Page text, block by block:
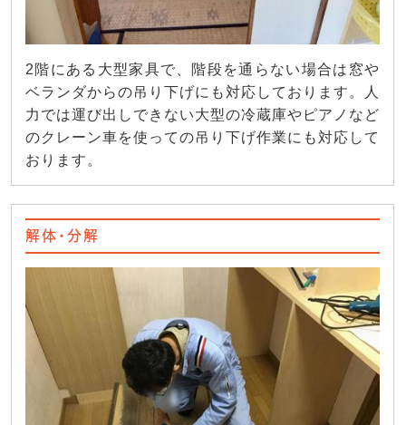
2階にある大型家具で、階段を通らない場合は窓や
ベランダからの吊り下げにも対応しております。人
力では運び出しできない大型の冷蔵庫やピアノなど
のクレーン車を使っての吊り下げ作業にも対応して
おります。
解体・分解